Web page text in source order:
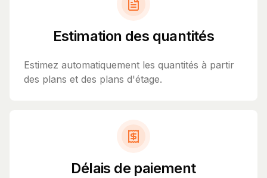
Estimation des quantités
Estimez automatiquement les quantités à partir
des plans et des plans d'étage.
Délais de paiement